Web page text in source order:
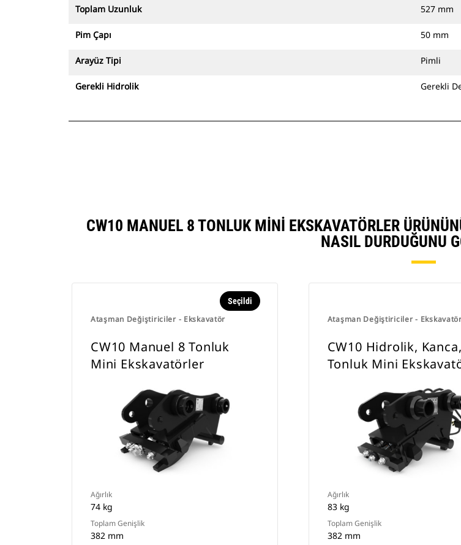
Toplam Uzunluk 527 mm
Pim Çapı 50 mm
Arayüz Tipi Pimli
Gerekli Hidrolik Gerekli
CW10 MANUEL 8 TONLUK MINI EKSKAVATÖRLER
NASIL DURDUĞUNU
Ataşman Değiştiriciler - Ekskavatör
Seçildi
CW10 Manuel 8 Tonluk
Mini Ekskavatörler
Ağırlık
74 kg
Toplam Genişlik
382 mm
Ataşman Değiştiriciler -
CW10 Hidrolik,
Tonluk Mini
Ağırlık
83 kg
Toplam Genişlik
382 mm